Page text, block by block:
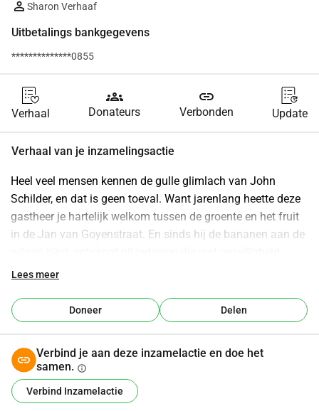
Sharon Verhaaf
Uitbetalings bankgegevens
**************0855
Verhaal
groups
Donateurs
link
Verbonden Update
Verhaal van je inzamelingsactie
Heel veel mensen kennen de gulle glimlach van John
Schilder, en dat is geen toeval. Want jarenlang heette deze
gastheer je hartelijk welkom tussen de groente en het fruit
in de Jan van Goyenstraat. En sinds hij de bananen aan de
zoekt met open armen in de Eerste Aanleg, het mooiste
John is een harde werker en staat altijd voor iedereen klaar.
hebt. Een vriendelijk woord, even wat aandacht of
simpelweg een nieuw drankje. De kans dat je lang met een
leeg wijnglas staat, is dan ook 0.0 procent. Heb je een
Lees meer
Doneer Delen
Verbind je aan deze inzamelactie en doe het
samen. info
Verbind Inzamelactie